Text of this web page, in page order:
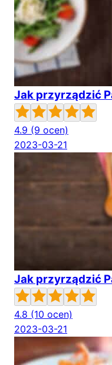
Jak przyrządzić
4.9 (9 ocen)
2023-03-21
Jak przyrządzić
4.8 (10 ocen)
2023-03-21